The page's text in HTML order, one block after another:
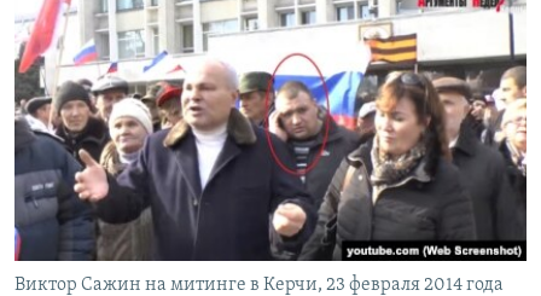
Виктор Сажин на митинге в Керчи, 23 февраля 2014 года